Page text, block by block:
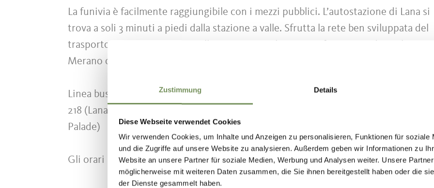
Zustimmung Details
Diese Webseite verwendet Cookies
Wir verwenden Cookies, um Inhalte und Anzeigen zu personalisieren, Funktionen für soziale
und die Zugriffe auf unsere Website zu analysieren. Außerdem geben wir Informationen zu
Website an unsere Partner für soziale Medien, Werbung und Analysen weiter. Unsere
möglicherweise mit weiteren Daten zusammen, die Sie ihnen bereitgestellt haben oder die
der Dienste gesammelt haben.
La funivia è facilmente raggiungibile con i mezzi pubblici. L’autostazione di Lana si
trova a soli 3 minuti a piedi dalla stazione a valle. Sfrutta la rete ben sviluppata del
trasporto pubblico e il buon collegamento con le stazioni ferroviarie di Marlengo,
Merano o Lana/Posta.
Linea bus 211 (Lana–Merano), linea 214 (Lana–Foiana), linea 215 (Citybus Lana),
218 (Lanabus), linea 245 (Merano–Lana–Ultimo), linea 246 (Merano–Lana–Passo
Palade)
Gli orari aggiornati sono disponibili su: www.suedtirolmobil.info